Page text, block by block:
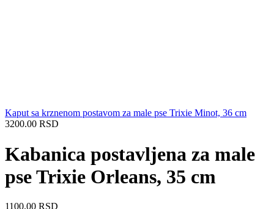
Kaput sa krznenom postavom za male pse Trixie Minot, 36 cm
3200.00 RSD
Kabanica postavljena za male
pse Trixie Orleans, 35 cm
1100.00 RSD